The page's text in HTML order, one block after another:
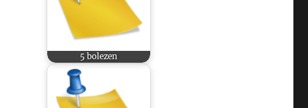
5 bolezen